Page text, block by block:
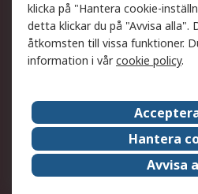
Leverans
Begär en fakturakopi
Betalningsalternativ
Om RS
Det juridiska
Jobba hos RS
klicka på "Hantera cookie-
detta klickar du på "Avvisa alla".
åtkomsten till vissa funktioner.
information i vårcookie policy.
Hantera
Avvisa